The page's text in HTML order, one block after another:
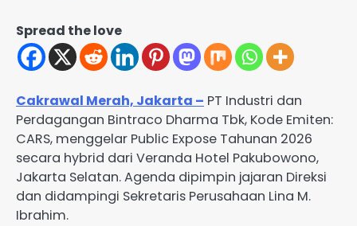
Spread the love
Cakrawal Merah, Jakarta – PT Industri dan
Perdagangan Bintraco Dharma Tbk, Kode Emiten:
CARS, menggelar Public Expose Tahunan 2026
secara hybrid dari Veranda Hotel Pakubowono,
Jakarta Selatan. Agenda dipimpin jajaran Direksi
dan didampingi Sekretaris Perusahaan Lina M.
Ibrahim.